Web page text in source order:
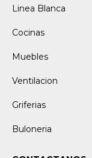
Linea Blanca
Cocinas
Muebles
Ventilacion
Griferias
Buloneria